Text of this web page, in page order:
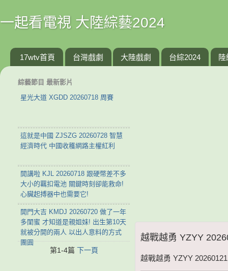
一起看電視 大陸綜藝2024
17wtv首頁 台灣戲劇 大陸戲劇 台綜2024 陸
越戰越勇 YZYY
越戰越勇 YZYY
綜藝節目 最新影片
星光大道 XGDD 20260718 周賽
這就是中國 ZJSZG 20260728 智慧
經濟時代 中國收穫網路主權紅利
開講啦 KJL 20260718 跟硬幣差不多
大小的羈扣電池 關鍵時刻卻能救命!
心臟起搏器中也需要它!
開門大吉 KMDJ 20260720 做了一年
多閨蜜 才知道是親姐妹! 出生第10天
就被分開的兩人 以出人意料的方式
團圓
第1-4篇 下一頁